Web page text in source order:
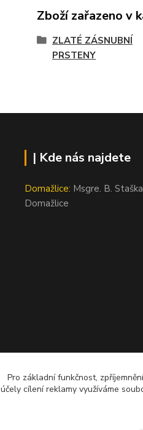
Zboží zařazeno v
ZLATÉ ZÁSNUBNÍ
PRSTENY
| Kde nás najdete
Domažlice: Msgre. B.
Domažlice
Pro základní funkčnost,
účely cílení reklamy využíváme